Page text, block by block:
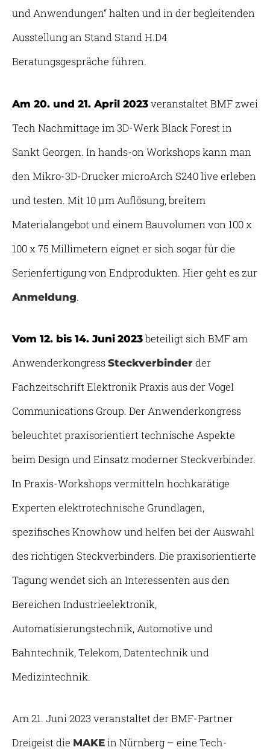
und Anwendungen“ halten und in der begleitenden
Ausstellung an Stand Stand H.D4
Beratungsgespräche führen.
Am 20. und 21. April 2023 veranstaltet BMF zwei
Tech Nachmittage im 3D-Werk Black Forest in
Sankt Georgen. In hands-on Workshops kann man
den Mikro-3D-Drucker microArch S240 live erleben
und testen. Mit 10 µm Auflösung, breitem
Materialangebot und einem Bauvolumen von 100 x
100 x 75 Millimetern eignet er sich sogar für die
Serienfertigung von Endprodukten. Hier geht es zur
Anmeldung.
Vom 12. bis 14. Juni 2023 beteiligt sich BMF am
Anwenderkongress Steckverbinder der
Fachzeitschrift Elektronik Praxis aus der Vogel
Communications Group. Der Anwenderkongress
beleuchtet praxisorientiert technische Aspekte
beim Design und Einsatz moderner Steckverbinder.
In Praxis-Workshops vermitteln hochkarätige
Experten elektrotechnische Grundlagen,
spezifisches Knowhow und helfen bei der Auswahl
des richtigen Steckverbinders. Die praxisorientierte
Tagung wendet sich an Interessenten aus den
Bereichen Industrieelektronik,
Automatisierungstechnik, Automotive und
Bahntechnik, Telekom, Datentechnik und
Medizintechnik.
Am 21. Juni 2023 veranstaltet der BMF-Partner
Dreigeist die MAKE in Nürnberg – eine Tech-